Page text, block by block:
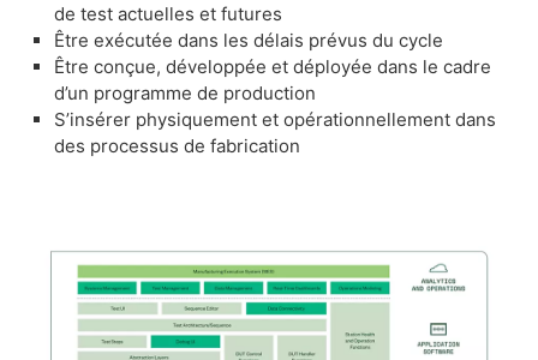
de test actuelles et futures
Être exécutée dans les délais prévus du cycle
Être conçue, développée et déployée dans le cadre
d’un programme de production
S’insérer physiquement et opérationnellement dans
des processus de fabrication